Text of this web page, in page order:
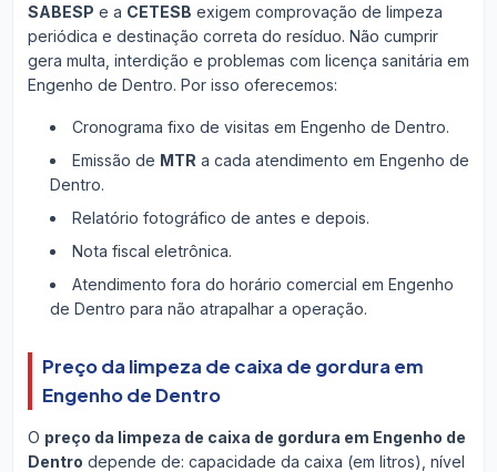
SABESP e a CETESB exigem comprovação de limpeza
periódica e destinação correta do resíduo. Não cumprir
gera multa, interdição e problemas com licença sanitária em
Engenho de Dentro. Por isso oferecemos:
Cronograma fixo de visitas em Engenho de Dentro.
Emissão de MTR a cada atendimento em Engenho de
Dentro.
Relatório fotográfico de antes e depois.
Nota fiscal eletrônica.
Atendimento fora do horário comercial em Engenho
de Dentro para não atrapalhar a operação.
Preço da limpeza de caixa de gordura em
Engenho de Dentro
O preço da limpeza de caixa de gordura em Engenho de
Dentro depende de: capacidade da caixa (em litros), nível